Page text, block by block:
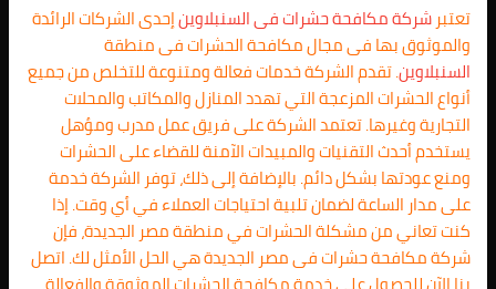
تعتبرشركة مكافحة حشرات فىالسنبلاوينإحدى الشركات الرائدة
والموثوق بها فى مجال مكافحة الحشرات فى منطقة
السنبلاوين. تقدم الشركة خدمات فعالة ومتنوعة للتخلص من جميع
أنواع الحشرات المزعجة التي تهدد المنازل والمكاتب والمحلات
التجارية وغيرها. تعتمد الشركة على فريق عمل مدرب ومؤهل
يستخدم أحدث التقنيات والمبيدات الآمنة للقضاء على الحشرات
ومنع عودتها بشكل دائم. بالإضافة إلى ذلك، توفر الشركة خدمة
على مدار الساعة لضمان تلبية احتياجات العملاء في أي وقت. إذا
كنت تعاني من مشكلة الحشرات في منطقة مصر الجديدة، فإن
شركة مكافحة حشرات فى مصر الجديدة هي الحل الأمثل لك. اتصل